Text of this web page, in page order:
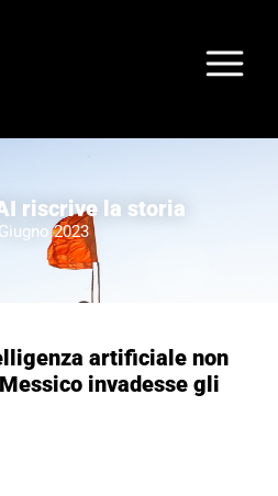
riscrive la storia
2023
artificiale non
invadesse gli